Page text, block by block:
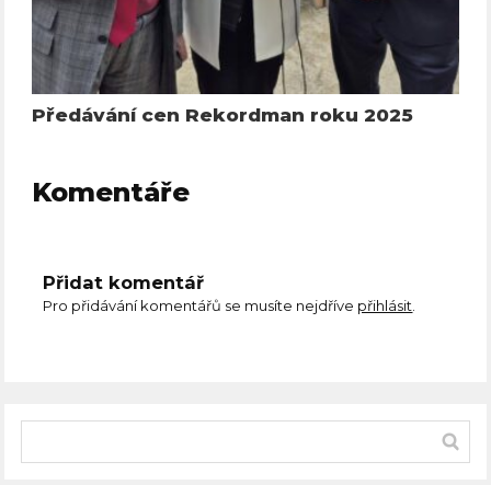
Předávání cen Rekordman roku 2025
Komentáře
Přidat komentář
Pro přidávání komentářů se musíte nejdříve přihlásit.